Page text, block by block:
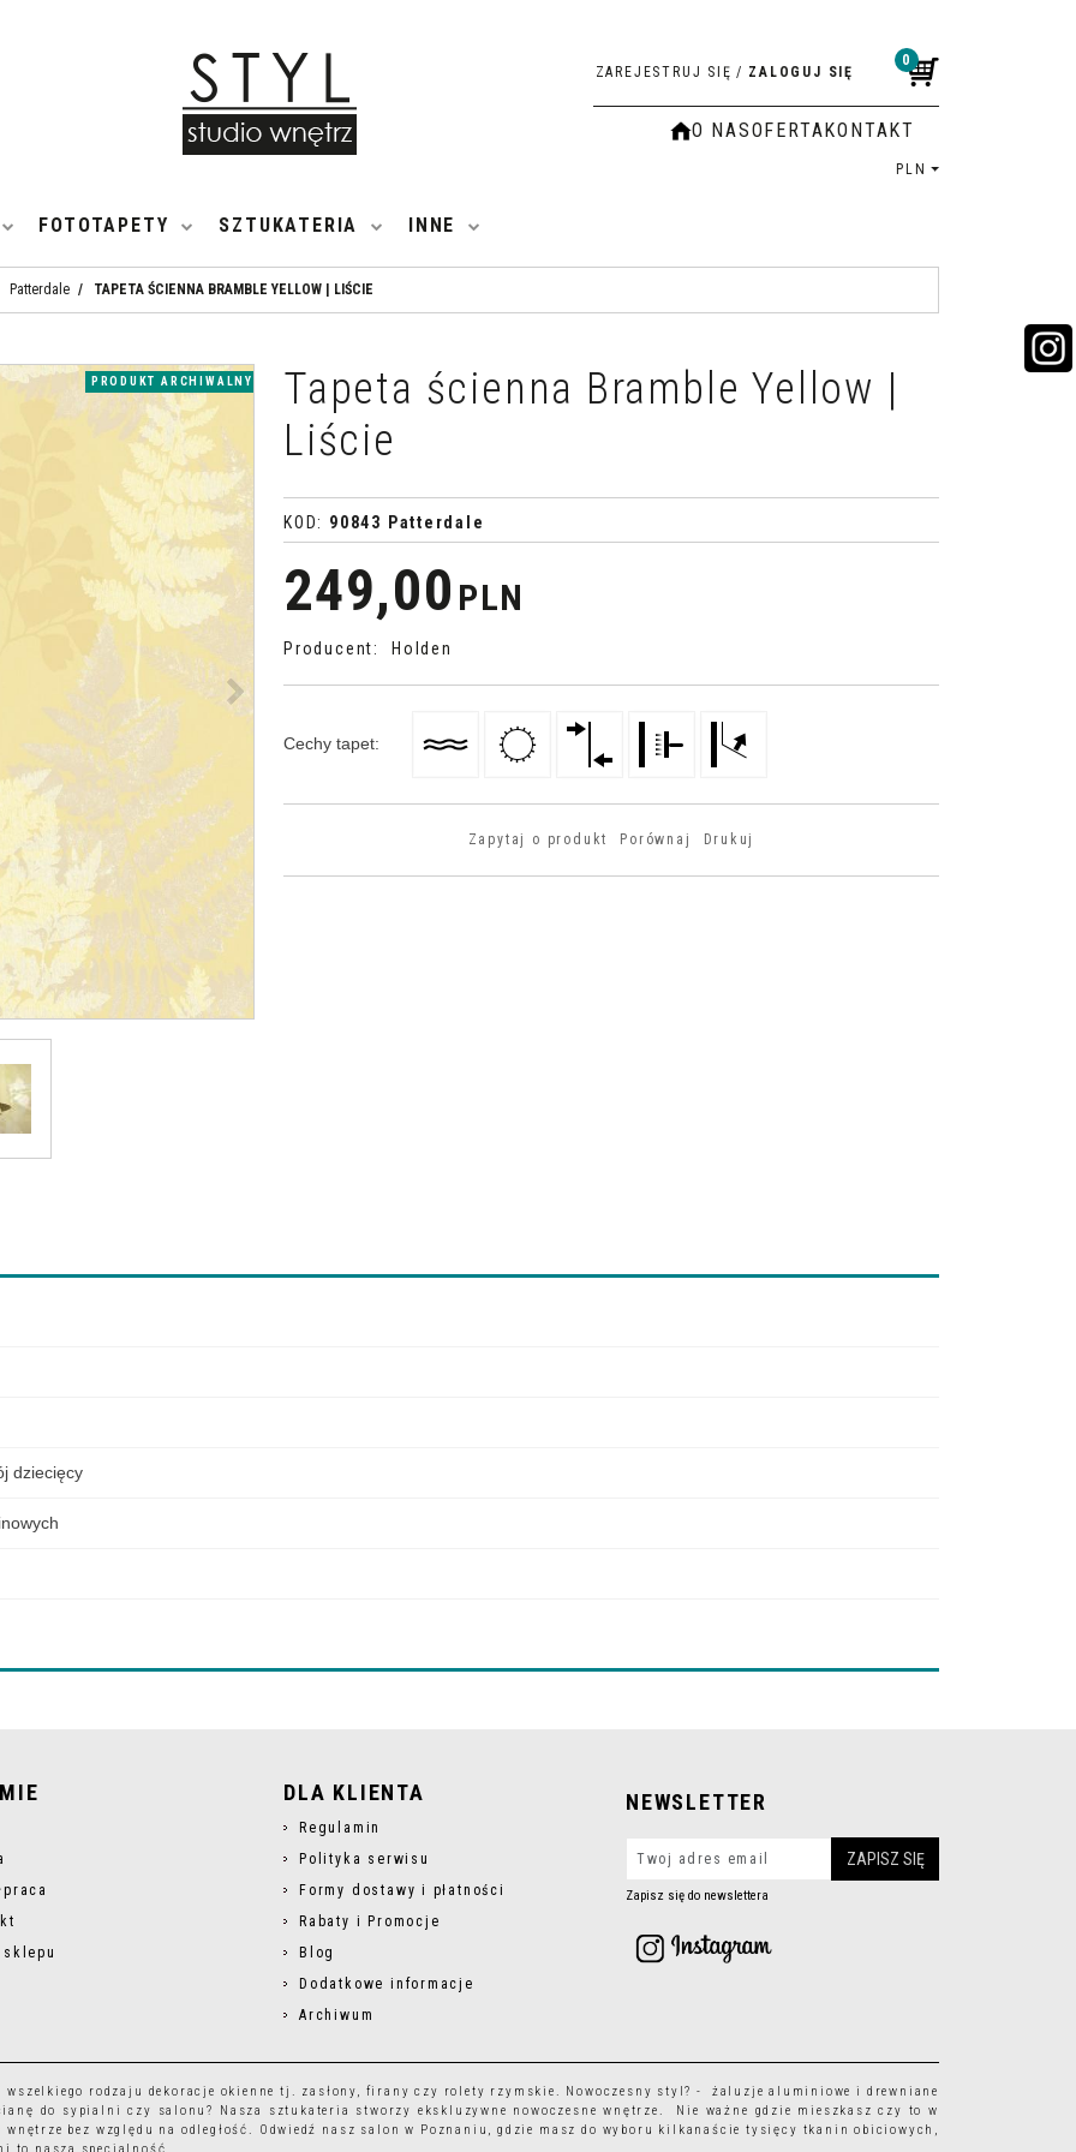
0
ZAREJESTRUJ SIĘ / ZALOGUJ SIĘ
O NASOFERTAKONTAKT
PLN
FOTOTAPETY SZTUKATERIA INNE
Patterdale / TAPETA ŚCIENNA BRAMBLE YELLOW | LIŚCIE
>
PRODUKT ARCHIWALNY
Tapeta ścienna Bramble Yellow |
Liście
KOD: 90843 Patterdale
249,00 PLN
Producent: Holden
Cechy tapet:
Zapytaj o produkt Porównaj Drukuj
dziecięcy
sklepu
DLA KLIENTA
Regulamin
Polityka serwisu
Formy dostawy i płatności
Rabaty i Promocje
Blog
Dodatkowe informacje
Archiwum
NEWSLETTER
Zapisz się do newslettera
rodzaju dekoracje okienne tj. zasłony, firany czy rolety rzymskie. Nowoczesny styl? - żaluzje aluminiowe i drewniane
do sypialni czy salonu? Nasza sztukateria stworzy ekskluzywne nowoczesne wnętrze. Nie ważne gdzie mieszkasz czy to w
wnętrze bez względu na odległość. Odwiedź nasz salon w Poznaniu, gdzie masz do wyboru kilkanaście tysięcy tkanin obiciowych ,